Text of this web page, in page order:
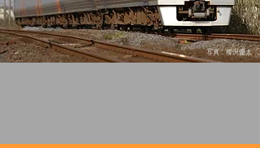
​写真：柳沢優太